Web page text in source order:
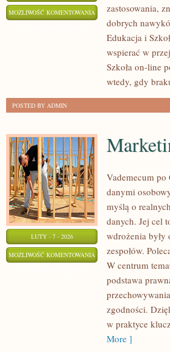
MOŻLIWOŚĆ KOMENTOWANIA ŚRODOWISKO
ZRÓWNOWAŻONY
ROZWÓJ
zastosowania,
dobrych
Edukacja i
wspierać w
Szkoła on-line
wtedy, gdy
POSTED BY ADMIN
LUTY - 7 - 2026
MOŻLIWOŚĆ KOMENTOWANIA MARKETING
ZGODY
Vademecum
danymi
myślą o
danych. Jej cel
wdrożenia były
zespołów.
W centrum
podstawa
zgodności.
w praktyce
More ]